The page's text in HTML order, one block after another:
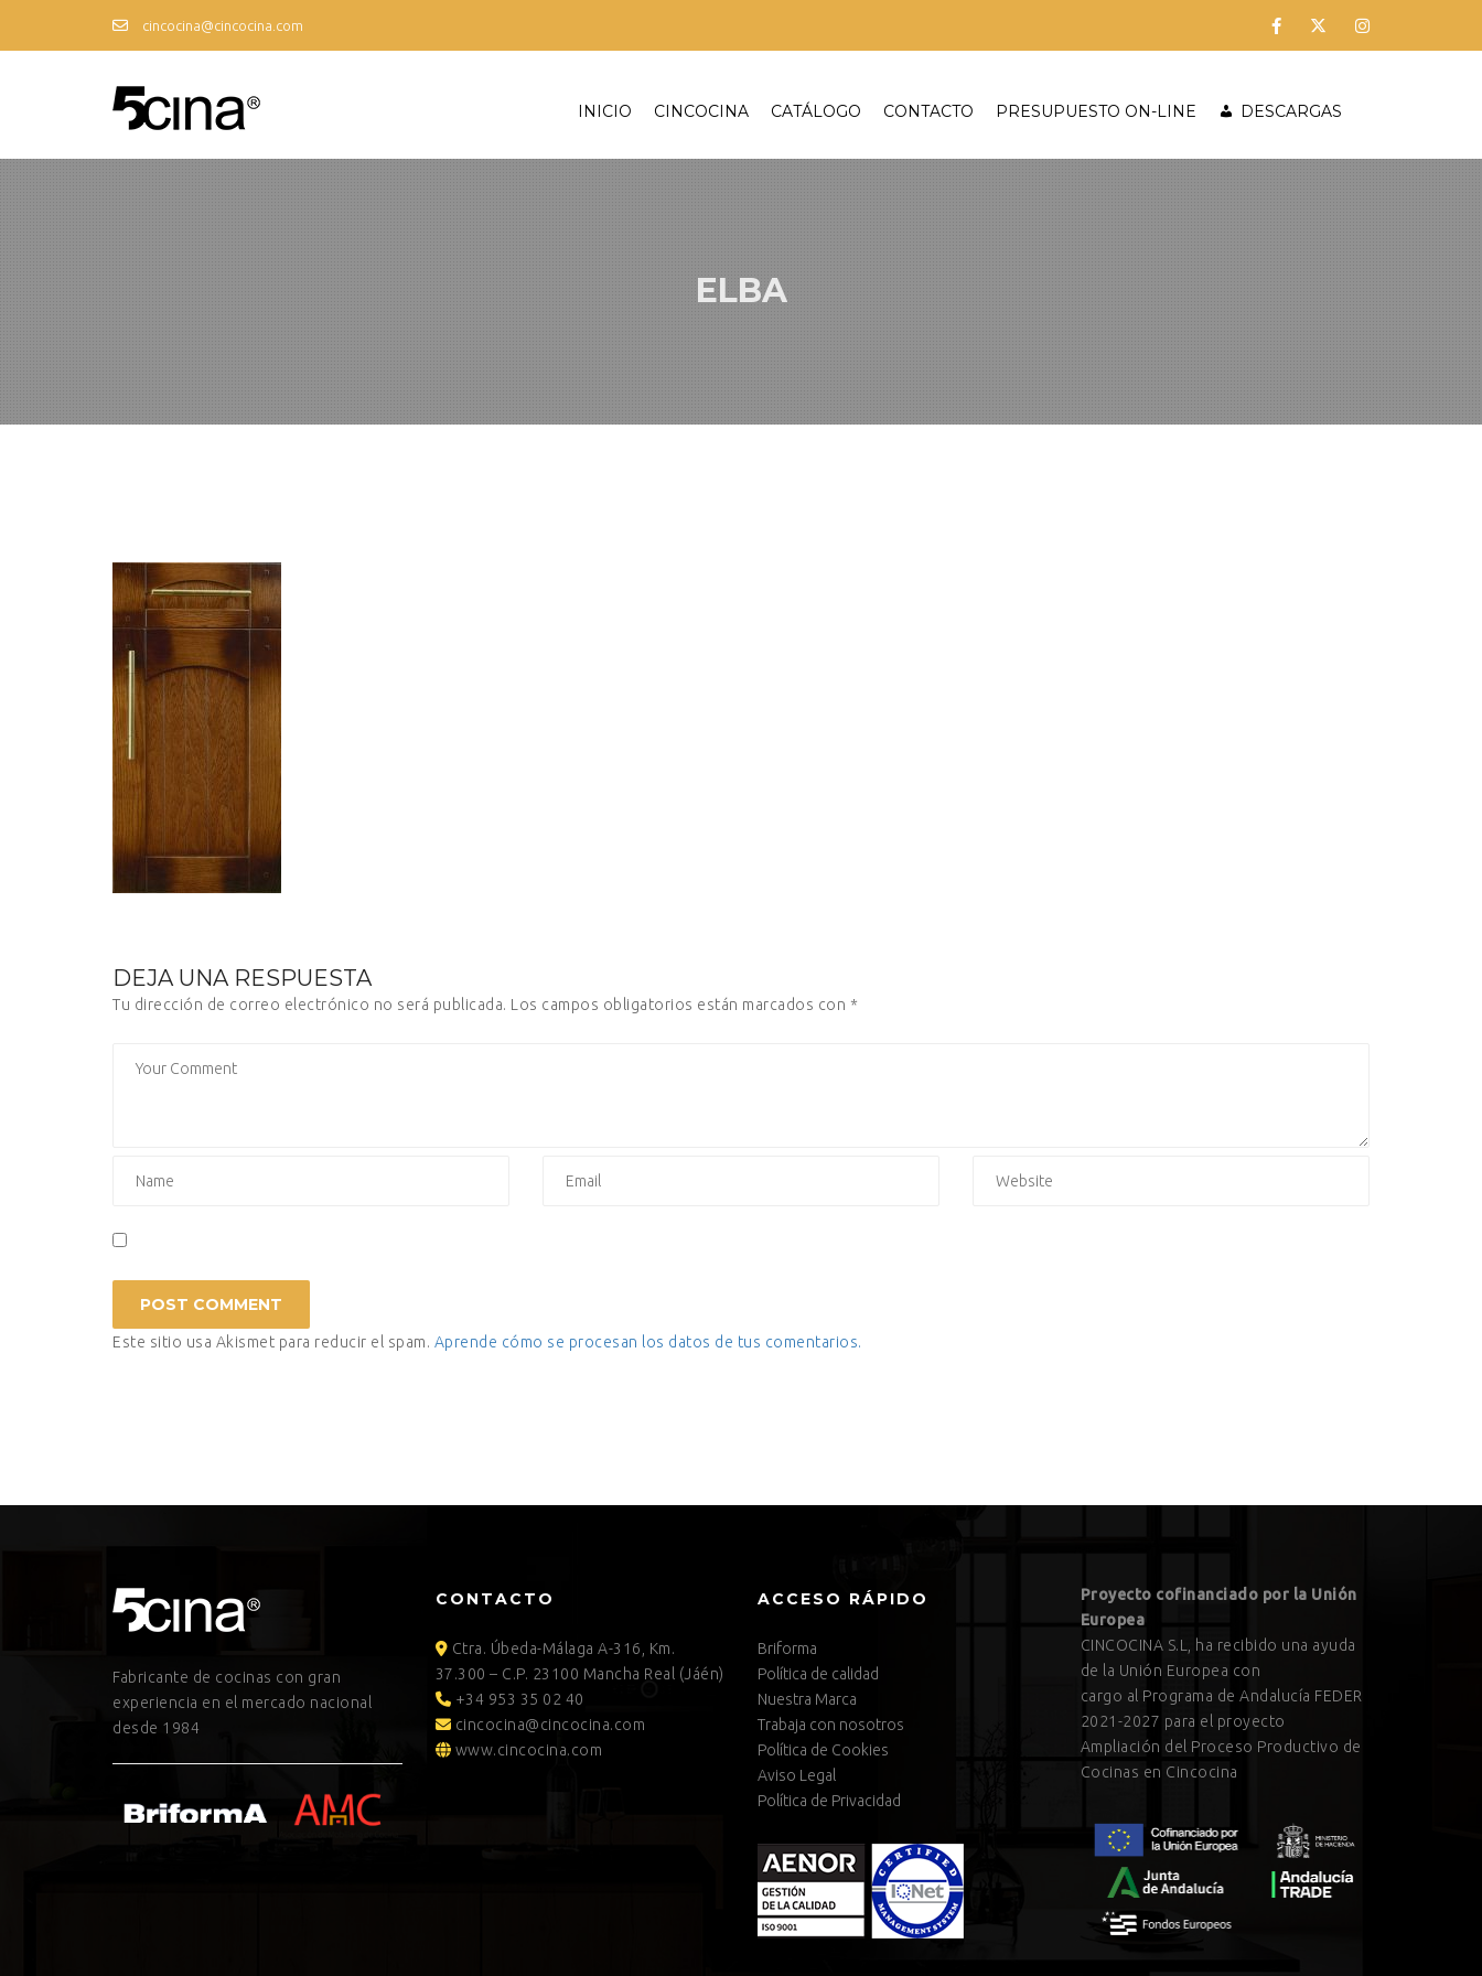
cincocina@cincocina.com
INICIO CINCOCINA CATÁLOGO CONTACTO PRESUPUESTO ON-LINE DESCARGAS
ELBA
DEJA UNA RESPUESTA
Tu dirección de correo electrónico no será publicada. Los campos obligatorios están marcados con *
Este sitio usa Akismet para reducir el spam. Aprende cómo se procesan los datos de tus comentarios.
Fabricante de cocinas con gran
experiencia en el mercado nacional
desde 1984
CONTACTO
Ctra. Úbeda-Málaga A-316, Km.
37.300 – C.P. 23100 Mancha Real (Jáén)
+34 953 35 02 40
cincocina@cincocina.com
www.cincocina.com
ACCESO RÁPIDO
Briforma
Política de calidad
Nuestra Marca
Trabaja con nosotros
Política de Cookies
Aviso Legal
Política de Privacidad
Proyecto cofinanciado por la Unión
Europea
CINCOCINA S.L, ha recibido una ayuda
de la Unión Europea con
cargo al Programa de Andalucía FEDER
2021-2027 para el proyecto
Ampliación del Proceso Productivo de
Cocinas en Cincocina